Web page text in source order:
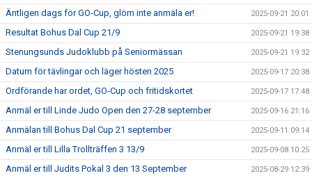
Äntligen dags för GO-Cup, glöm inte anmäla er! 2025-09-21 20:01
Resultat Bohus Dal Cup 21/9 2025-09-21 19:38
Stenungsunds Judoklubb på Seniormässan 2025-09-21 19:32
Datum för tävlingar och läger hösten 2025 2025-09-17 20:38
Ordförande har ordet, GO-Cup och fritidskortet 2025-09-17 17:48
Anmäl er till Linde Judo Open den 27-28 september 2025-09-16 21:16
Anmälan till Bohus Dal Cup 21 september 2025-09-11 09:14
Anmäl er till Lilla Trollträffen 3 13/9 2025-09-08 10:25
Anmäl er till Judits Pokal 3 den 13 September 2025-08-29 12:39